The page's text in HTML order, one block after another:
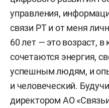
управления,
связи РТ и от меня
60 лет — это возраст, в
сочетаются энергия,
успешным людям, и
и человеческий.
директором АО